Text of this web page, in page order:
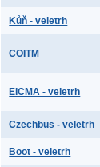
Kůň - veletrh
COITM
EICMA - veletrh
Czechbus - veletrh
Boot - veletrh